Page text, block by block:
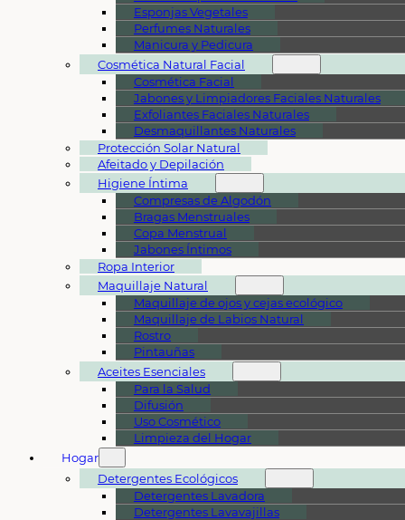
Esponjas Vegetales
Perfumes Naturales
Manicura y Pedicura
Cosmética Natural Facial
Cosmética Facial
Jabones y Limpiadores Faciales Naturales
Exfoliantes Faciales Naturales
Desmaquillantes Naturales
Protección Solar Natural
Afeitado y Depilación
Higiene Íntima
Compresas de Algodón
Bragas Menstruales
Copa Menstrual
Jabones Íntimos
Ropa Interior
Maquillaje Natural
Maquillaje de ojos y cejas ecológico
Maquillaje de Labios Natural
Rostro
Pintauñas
Aceites Esenciales
Para la Salud
Difusión
Uso Cosmético
Limpieza del Hogar
Hogar
Detergentes Ecológicos
Detergentes Lavadora
Detergentes Lavavajillas